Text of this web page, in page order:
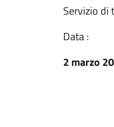
Servizio
Data :
2 marzo